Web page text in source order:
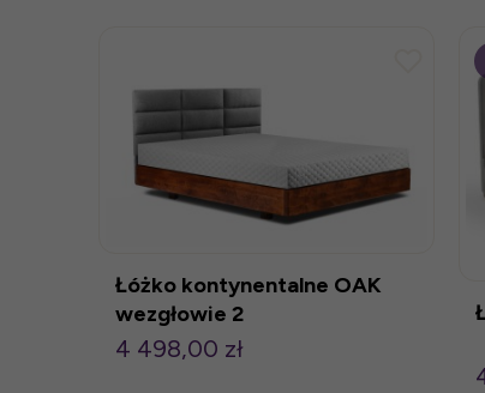
Łóżko kontynentalne OAK
wezgłowie 2
4 498,00 zł